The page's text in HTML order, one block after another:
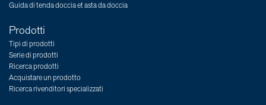
Guida di tenda doccia et asta da doccia
Prodotti
Tipi di prodotti
Serie di prodotti
Ricerca prodotti
Acquistare un prodotto
Ricerca rivenditori specializzati